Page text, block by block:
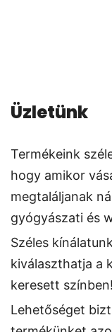
Üzletünk
Termékeink
hogy amikor
megtaláljanak
gyógyászati és
Széles
kiválaszthatja a
keresett színben!
Lehetőséget